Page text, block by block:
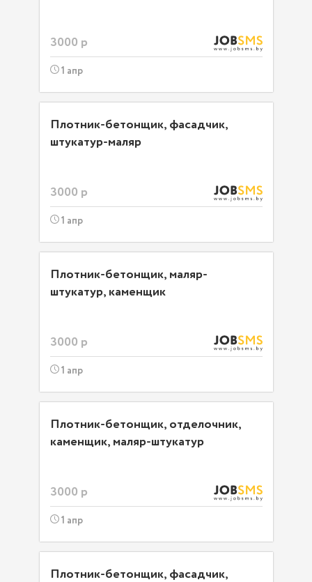
3000 р
1 апр
Плотник-бетонщик, фасадчик,
штукатур-маляр
3000 р
1 апр
Плотник-бетонщик, маляр-
штукатур, каменщик
3000 р
1 апр
Плотник-бетонщик, отделочник,
каменщик, маляр-штукатур
3000 р
1 апр
Плотник-бетонщик, фасадчик,